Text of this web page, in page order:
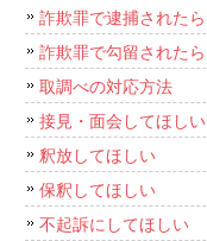
詐欺罪で逮捕されたら
詐欺罪で勾留されたら
取調べの対応方法
接見・面会してほしい
釈放してほしい
保釈してほしい
不起訴にしてほしい